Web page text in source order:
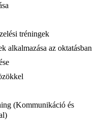
tréningek
alkalmazása az oktatásban
(Kommunikáció és